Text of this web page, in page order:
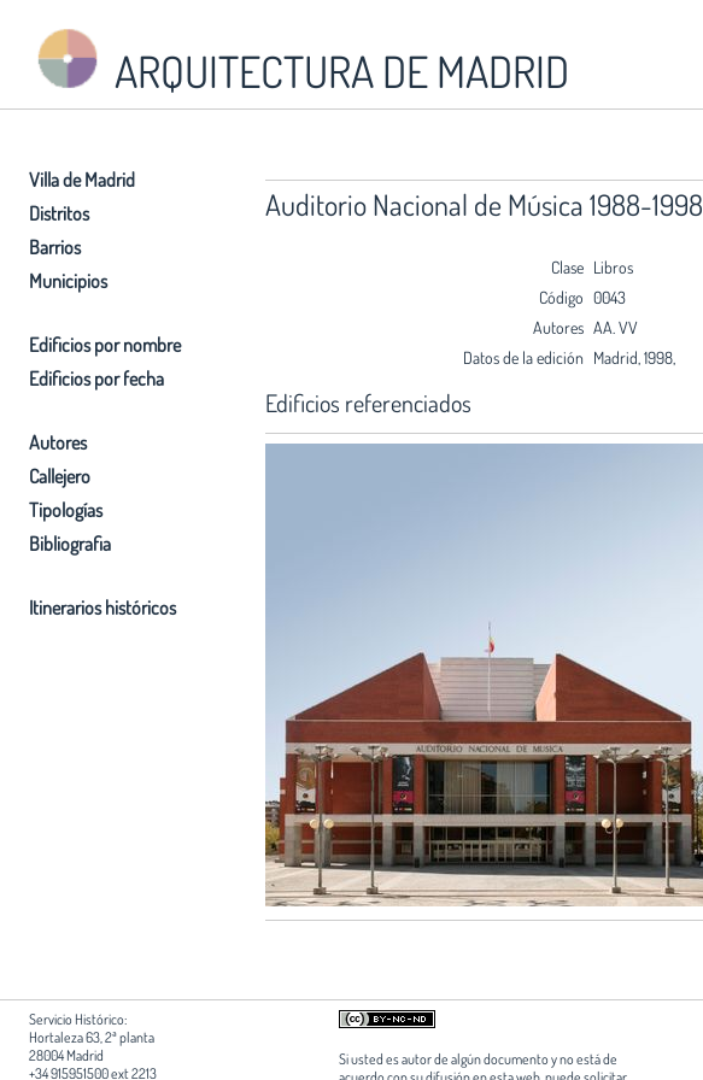
ARQUITECTURA DE MADRID
Villa de Madrid
Distritos
Barrios
Municipios
Edificios por nombre
Edificios por fecha
Autores
Callejero
Tipologías
Bibliografia
Itinerarios históricos
Auditorio Nacional de Música 1988-1998
Clase Libros
Código 0043
Autores AA. VV
Datos de la edición Madrid, 1998,
Edificios referenciados
Servicio Histórico:
Hortaleza 63, 2ª planta
28004 Madrid
+34 915951500 ext 2213
Si usted es autor de algún documento y no está de